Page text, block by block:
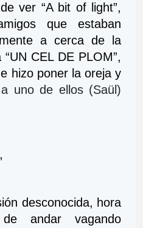
ver “A bit of light”,
que estaban
a cerca de la
CEL DE PLOM”,
hizo poner la oreja y
uno de ellos (Saül)
desconocida, hora
andar vagando